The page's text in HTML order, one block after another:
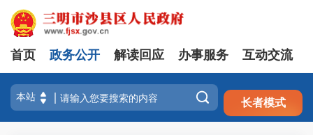
注册 登录
首页 政务公开 解读回应 办事服务 互动交流
 长者模式